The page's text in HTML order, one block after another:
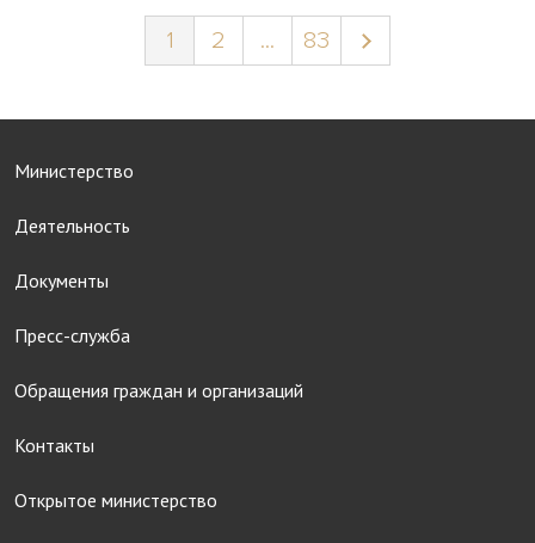
1 2 ... 83
Министерство
Деятельность
Документы
Пресс-служба
Обращения граждан и организаций
Контакты
Открытое министерство